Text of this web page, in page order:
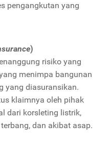
pengangkutan yang
)
risiko yang
menimpa bangunan
yang diasuransikan.
klaimnya oleh pihak
dari korsleting listrik,
dan akibat asap.